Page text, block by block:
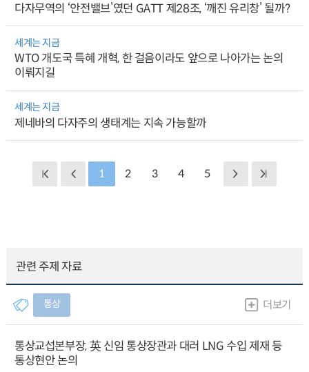
다자무역의 ‘안전밸브’였던 GATT 제28조, ‘깨진 유리창’ 될까?
세계는 지금
WTO 개도국 특혜 개혁, 한 걸음이라도 앞으로 나아가는 논의
이뤄지길
세계는 지금
제네바의 다자주의 생태계는 지속 가능할까
1 2 3 4 5
관련 주제 자료
통상 더보기
통상교섭본부장, 英 신임 통상장관과 대러 LNG 수입 제재 등
통상현안 논의